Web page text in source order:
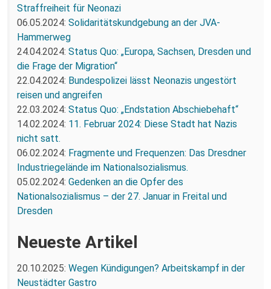
Straffreiheit für Neonazi
06.05.2024: Solidaritätskundgebung an der JVA-
Hammerweg
24.04.2024: Status Quo: „Europa, Sachsen, Dresden und
die Frage der Migration“
22.04.2024: Bundespolizei lässt Neonazis ungestört
reisen und angreifen
22.03.2024: Status Quo: „Endstation Abschiebehaft“
14.02.2024: 11. Februar 2024: Diese Stadt hat Nazis
nicht satt.
06.02.2024: Fragmente und Frequenzen: Das Dresdner
Industriegelände im Nationalsozialismus.
05.02.2024: Gedenken an die Opfer des
Nationalsozialismus – der 27. Januar in Freital und
Dresden
Neueste Artikel
20.10.2025: Wegen Kündigungen? Arbeitskampf in der
Neustädter Gastro